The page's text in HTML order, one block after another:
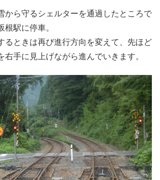
から守るシェルターを通過したところで
根駅に停車。
るときは再び進行方向を変えて、先ほど
右手に見上げながら進んでいきます。